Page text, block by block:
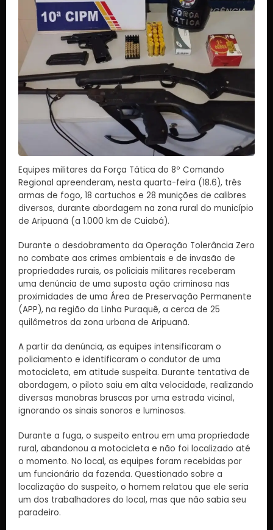
Equipes militares da Força Tática do 8º Comando
Regional apreenderam, nesta quarta-feira (18.6), três
armas de fogo, 18 cartuchos e 28 munições de calibres
diversos, durante abordagem na zona rural do município
de Aripuanã (a 1.000 km de Cuiabá).
Durante o desdobramento da Operação Tolerância Zero
no combate aos crimes ambientais e de invasão de
propriedades rurais, os policiais militares receberam
uma denúncia de uma suposta ação criminosa nas
proximidades de uma Área de Preservação Permanente
(APP), na região da Linha Puraquê, a cerca de 25
quilômetros da zona urbana de Aripuanã.
A partir da denúncia, as equipes intensificaram o
policiamento e identificaram o condutor de uma
motocicleta, em atitude suspeita. Durante tentativa de
abordagem, o piloto saiu em alta velocidade, realizando
diversas manobras bruscas por uma estrada vicinal,
ignorando os sinais sonoros e luminosos.
Durante a fuga, o suspeito entrou em uma propriedade
rural, abandonou a motocicleta e não foi localizado até
o momento. No local, as equipes foram recebidas por
um funcionário da fazenda. Questionado sobre a
localização do suspeito, o homem relatou que ele seria
um dos trabalhadores do local, mas que não sabia seu
paradeiro.